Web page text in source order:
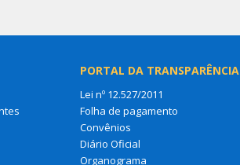
PORTAL DA TRANSPARÊNCIA
Lei nº 12.527/2011
Folha de pagamento
Convênios
Diário Oficial
Organograma